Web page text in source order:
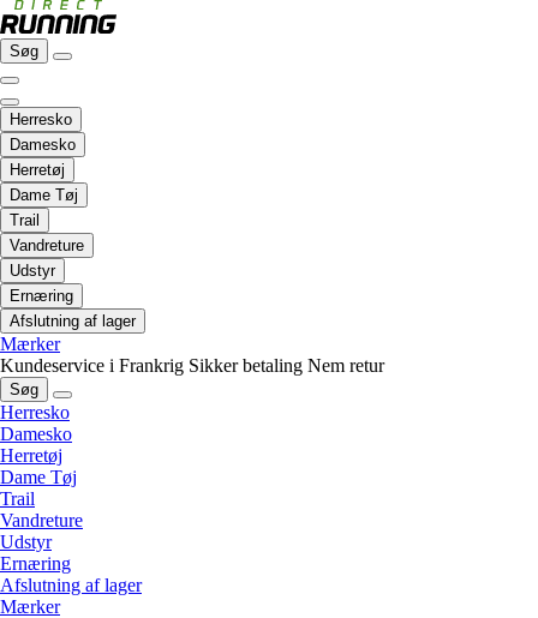
Søg
Herresko
Damesko
Herretøj
Dame Tøj
Trail
Vandreture
Udstyr
Ernæring
Afslutning af lager
Mærker
Kundeservice i Frankrig Sikker betaling Nem retur
Søg
Herresko
Damesko
Herretøj
Dame Tøj
Trail
Vandreture
Udstyr
Ernæring
Afslutning af lager
Mærker